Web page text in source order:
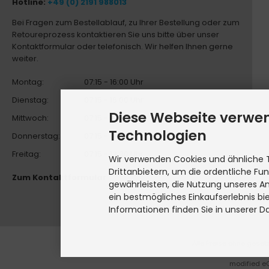
Hotline: +49 (0) 2191 988013
Bei Fragen zum Bestellablauf, zu Ihrer Bestellung oder zum
Retoureprozess kontaktieren Sie uns bitte über unser
Kontaktformular oder telefonisch. Wir helfen Ihnen gerne
weiter.
Montag:
07:15 - 16:00 Uhr
Dienstag:
Mittwoch:
07:15 - 16:00 Uhr
Donnerstag:
07:15 - 16:00 Uhr
Freitag:
07:15 - 13:30 Uhr
Zum Kontaktformular
modified
Diese Webseite
Technologien
Wir verwenden Cookies und ähnliche
Drittanbietern, um die ordentliche
gewährleisten, die Nutzung unseres
ein bestmögliches Einkaufserlebnis
Informationen finden Sie in unserer